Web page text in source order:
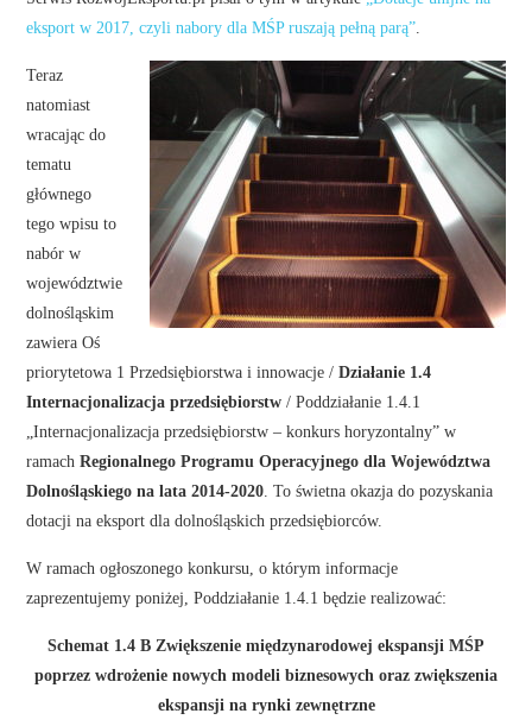
eksport w 2017, czyli nabory dla MŚP ruszają pełną parą”.
Teraz
natomiast
wracając do
tematu
głównego
tego wpisu to
nabór w
województwie
dolnośląskim
zawiera Oś
priorytetowa 1 Przedsiębiorstwa i innowacje / Działanie 1.4
Internacjonalizacja przedsiębiorstw / Poddziałanie 1.4.1
„Internacjonalizacja przedsiębiorstw – konkurs horyzontalny” w
ramachRegionalnego Programu Operacyjnego dla Województwa
Dolnośląskiego na lata 2014-2020. To świetna okazja do pozyskania
dotacji na eksport dla dolnośląskich przedsiębiorców.
W ramach ogłoszonego konkursu, o którym informacje
zaprezentujemy poniżej, Poddziałanie 1.4.1 będzie realizować:
Schemat 1.4 B Zwiększenie międzynarodowej ekspansji MŚP
poprzez wdrożenie nowych modeli biznesowych oraz zwiększenia
ekspansji na rynki zewnętrzne